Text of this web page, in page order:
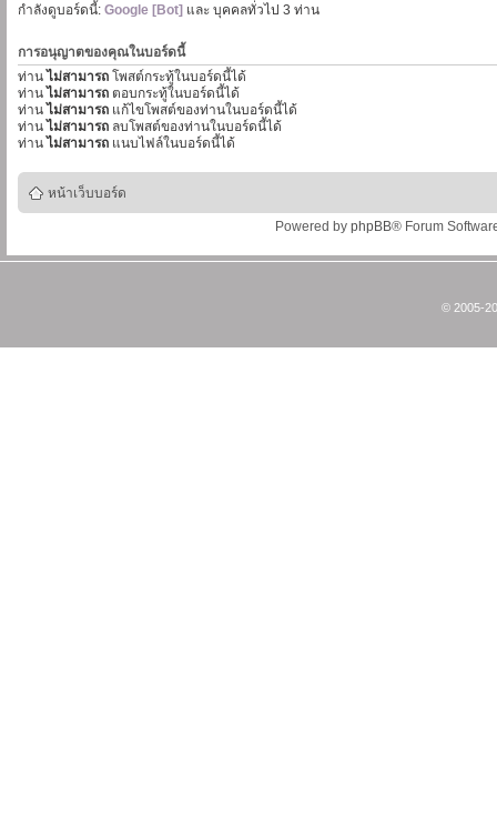
กำลังดูบอร์ดนี้: Google [Bot] และ บุคคลทั่วไป 3 ท่าน
การอนุญาตของคุณในบอร์ดนี้
ท่าน ไม่สามารถ โพสต์กระทู้ในบอร์ดนี้ได้
ท่าน ไม่สามารถ ตอบกระทู้ในบอร์ดนี้ได้
ท่าน ไม่สามารถ แก้ไขโพสต์ของท่านในบอร์ดนี้ได้
ท่าน ไม่สามารถ ลบโพสต์ของท่านในบอร์ดนี้ได้
ท่าน ไม่สามารถ แนบไฟล์ในบอร์ดนี้ได้
หน้าเว็บบอร์ด
Powered by phpBB® Forum
© 2005-